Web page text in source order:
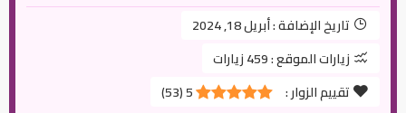
تاريخ الإضافة :أبريل 18, 2024
زيارات الموقع :459 زيارات
تقييم الزوار :
5
(
53
)